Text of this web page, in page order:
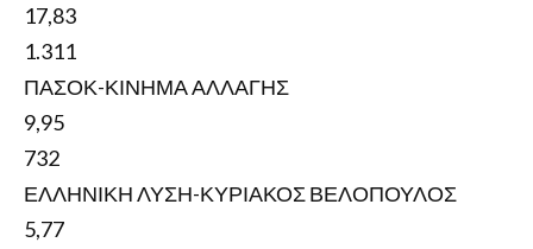
17,83
1.311
ΠΑΣΟΚ-ΚΙΝΗΜΑ ΑΛΛΑΓΗΣ
9,95
732
ΕΛΛΗΝΙΚΗ ΛΥΣΗ-ΚΥΡΙΑΚΟΣ ΒΕΛΟΠΟΥΛΟΣ
5,77